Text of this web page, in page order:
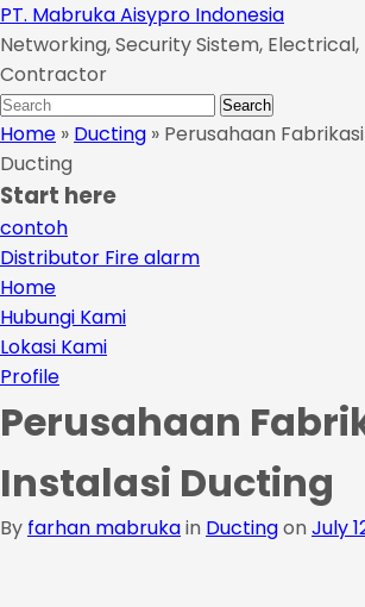
Skip
to
main
content
PT. Mabruka Aisypro Indonesia
Networking, Security Sistem,
Contractor
Search
for:
Search
Home » Ducting » Perusahaan
Ducting
Start here
contoh
Distributor Fire alarm
Home
Hubungi Kami
Lokasi Kami
Profile
Perusahaan
Instalasi Ducting
By farhan mabrukain Ductingon July